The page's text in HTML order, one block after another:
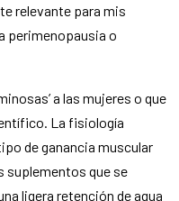
relevante para mis
perimenopausia o
a las mujeres o que
La fisiología
de ganancia muscular
suplementos que se
ligera retención de agua